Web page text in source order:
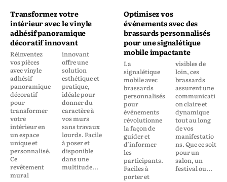
Transformez votre
intérieur avec le vinyle
adhésif panoramique
décoratif innovant
Réinventez
vos pièces
avec vinyle
adhésif
panoramique
décoratif
pour
transformer
votre
intérieur en
un espace
unique et
personnalisé.
Ce
revêtement
mural
innovant
offre une
solution
esthétique et
pratique,
idéale pour
donner du
caractère à
vos murs
sans travaux
lourds. Facile
à poser et
disponible
dans une
multitude...
Optimisez vos
événements avec des
brassards personnalisés
pour une signalétique
mobile impactante
La
signalétique
mobile avec
brassards
personnalisés
pour
événements
révolutionne
la façon de
guider et
d’informer
les
participants.
Faciles à
porter et
visibles de
loin, ces
brassards
assurent une
communicati
on claire et
dynamique
tout au long
de vos
manifestatio
ns. Que ce soit
pour un
salon, un
festival ou...